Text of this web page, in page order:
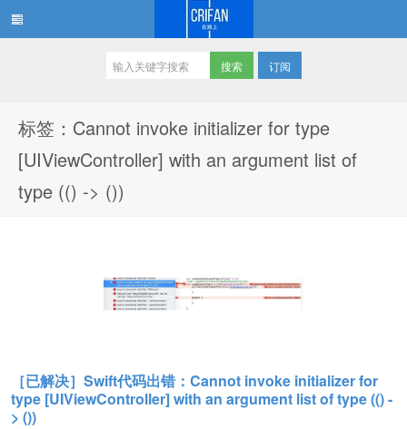
订阅
标签：Cannot invoke initializer for type
[UIViewController] with an argument list of
type (() -> ())
［已解决］Swift代码出错：Cannot invoke initializer for
type [UIViewController] with an argument list of type (() -
> ())